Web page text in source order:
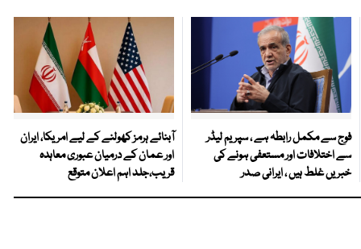
فوج سے مکمل رابطہ ہے ، سپریم لیڈر
سے اختلافات اور مستعفی ہونے کی
خبریں غلط ہیں ، ایرانی صدر
آبنائے ہرمز کھولنے کے لیے امریکا، ایران
اور عمان کے درمیان عبوری معاہدہ
قریب،جلد اہم اعلان متوقع